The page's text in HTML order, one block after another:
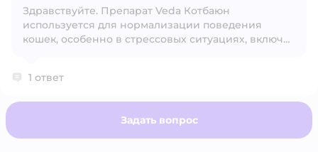
Открыть вопрос
Здравствуйте. Препарат Veda Котбаюн
используется для нормализации поведения
кошек, особенно в стрессовых ситуациях, включая
1 ответ
Задать вопрос